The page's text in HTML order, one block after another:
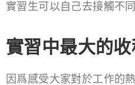
實習生可以自己去接觸不
實習中最大的
因爲感受大家對於工作的